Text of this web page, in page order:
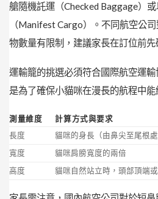
艙隨機託運（Checked Baggage）
（Manifest Cargo）。不同航空公
物數量有限制，建議家長在訂位前先
運輸籠的挑選必須符合國際航空運
是為了確保小貓咪在漫長的航程中能
測量維度
計算方式與要求
長度
貓咪的身長（由鼻尖至尾根
寬度
貓咪肩膀寬度的兩倍
高度
貓咪自然站立時，頭部頂端